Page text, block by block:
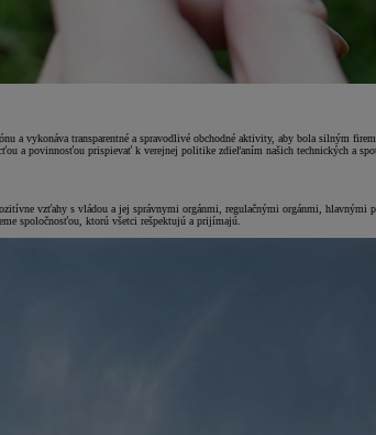
a vykonáva transparentné a spravodlivé obchodné aktivity, aby bola silným
a povinnosťou prispievať k verejnej politike zdieľaním našich technických a
vzťahy s vládou a jej správnymi orgánmi, regulačnými orgánmi,
spoločnosťou, ktorú všetci rešpektujú a prijímajú.